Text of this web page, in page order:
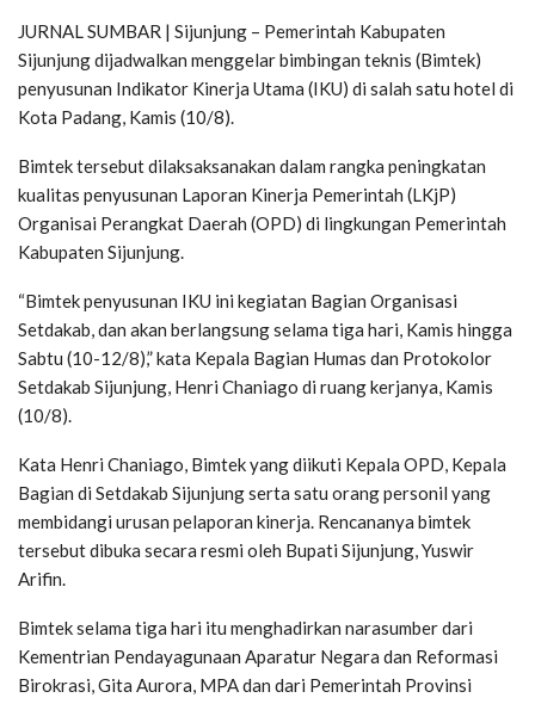
JURNAL SUMBAR | Sijunjung – Pemerintah Kabupaten
Sijunjung dijadwalkan menggelar bimbingan teknis (Bimtek)
penyusunan Indikator Kinerja Utama (IKU) di salah satu hotel di
Kota Padang, Kamis (10/8).
Bimtek tersebut dilaksaksanakan dalam rangka peningkatan
kualitas penyusunan Laporan Kinerja Pemerintah (LKjP)
Organisai Perangkat Daerah (OPD) di lingkungan Pemerintah
Kabupaten Sijunjung.
“Bimtek penyusunan IKU ini kegiatan Bagian Organisasi
Setdakab, dan akan berlangsung selama tiga hari, Kamis hingga
Sabtu (10-12/8),” kata Kepala Bagian Humas dan Protokolor
Setdakab Sijunjung, Henri Chaniago di ruang kerjanya, Kamis
(10/8).
Kata Henri Chaniago, Bimtek yang diikuti Kepala OPD, Kepala
Bagian di Setdakab Sijunjung serta satu orang personil yang
membidangi urusan pelaporan kinerja. Rencananya bimtek
tersebut dibuka secara resmi oleh Bupati Sijunjung, Yuswir
Arifin.
Bimtek selama tiga hari itu menghadirkan narasumber dari
Kementrian Pendayagunaan Aparatur Negara dan Reformasi
Birokrasi, Gita Aurora, MPA dan dari Pemerintah Provinsi